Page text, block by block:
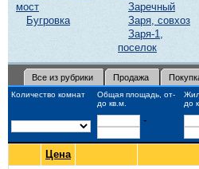
мост
Бугровка
Заречный
Заря, совхоз
Заря-1,
поселок
Все из рубрики Продажа
Количество комнат
Общая площадь, от-
до кв.м.
до
-
Цена